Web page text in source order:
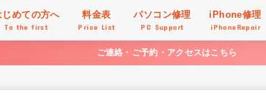
じめての方へ
To the first
料金表
Price List
パソコン修理
PC Support
iPhone修理
iPhoneRepair
ご連絡・ご予約・アクセスはこちら